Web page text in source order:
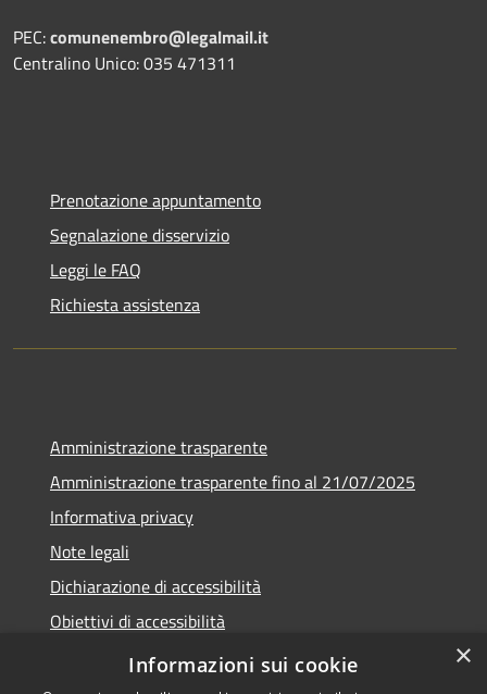
PEC:comunenembro@legalmail.it
Centralino Unico: 035 471311
Prenotazione appuntamento
Segnalazione disservizio
Leggi le FAQ
Richiesta assistenza
Amministrazione trasparente
Amministrazione trasparente fino al 21/07/2025
Informativa privacy
Note legali
Dichiarazione di accessibilità
Obiettivi di accessibilità
Piano di miglioramento
×
Informazioni sui cookie